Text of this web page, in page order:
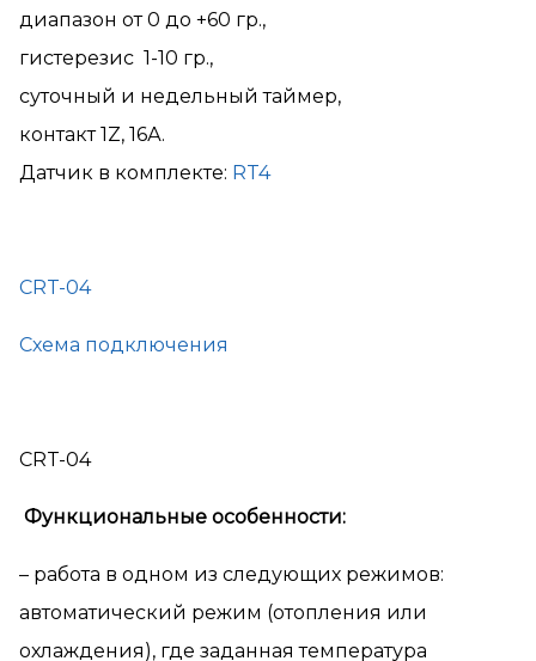
диапазон от 0 до +60 гр.,
гистерезис 1-10 гр.,
суточный и недельный таймер,
контакт 1Z, 16А.
Датчик в комплекте: RT4
CRT-04
Схема подключения
CRT-04
Функциональные особенности:
– работа в одном из следующих режимов:
автоматический режим (отопления или
охлаждения), где заданная температура